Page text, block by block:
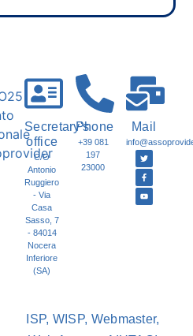
Secretary's
office
C/O
Antonio
Ruggiero
- Via
Casa
Sasso, 7
- 84014
Nocera
Inferiore
(SA)
Phone
+39 081
197
23000
Mail
ISP, WISP, Webmaster,